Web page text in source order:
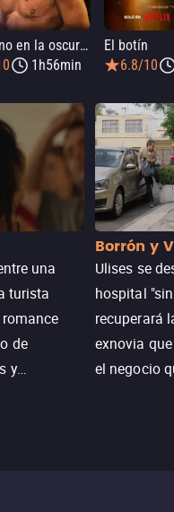
Un trueno en la oscuridad
1h56min
El botín
6.8/10
una
turista
de
y
Borrón y
Ulises se
hospital
recuperará
exnovia
el negocio